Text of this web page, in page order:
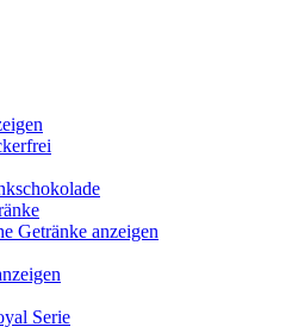
Getränke anzeigen
Serie